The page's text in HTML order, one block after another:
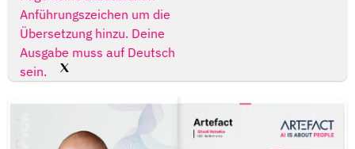
Anführungszeichen um die
Übersetzung hinzu. Deine
Ausgabe muss auf Deutsch
sein.